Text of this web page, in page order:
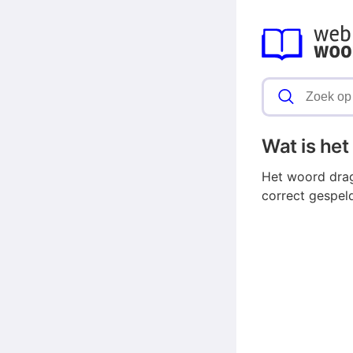
Wat is
Het woord
correct